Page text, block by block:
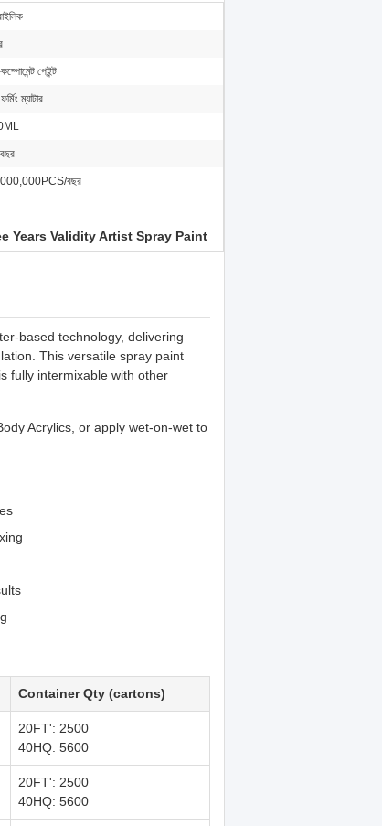
পেইন্ট
ম্যাটার
বছর
Years Validity Artist Spray Paint
based technology, delivering
This versatile spray paint
fully intermixable with other
Acrylics, or apply wet-on-wet to
Container Qty (cartons)
20FT': 2500
40HQ: 5600
20FT': 2500
40HQ: 5600